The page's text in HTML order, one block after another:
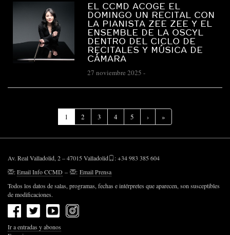
EL CCMD ACOGE EL
DOMINGO UN RECITAL CON
LA PIANISTA ZEE ZEE Y EL
ENSEMBLE DE LA OSCYL
DENTRO DEL CICLO DE
RECITALES Y MÚSICA DE
CÁMARA
27 noviembre 2025 -
1 (Página
actual)
2 3 4 5 › »
Av. Real Valladolid, 2 – 47015 Valladolid
: +34 983 385 604
:Email Info CCMD – : Email Prensa
Todos los datos de salas, programas, fechas e intérpretes que aparecen, son susceptibles
de modificaciones.
Ir a entradas y abonos